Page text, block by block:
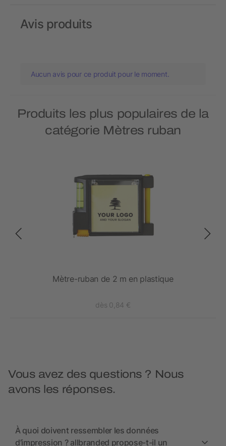
Avis produits
Aucun avis pour ce produit pour le moment.
Produits les plus populaires de la
catégorie Mètres ruban
Mètre-ruban de 2 m en plastique
dès 0,84 €
Vous avez des questions ? Nous
avons les réponses.
À quoi doivent ressembler les données
d’impression ? allbranded propose-t-il un